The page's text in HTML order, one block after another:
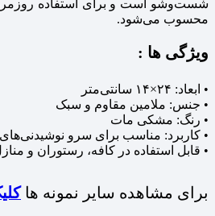
شست‌وشو است و برای استفاده روزمره
محسوب می‌شود.
ویژگی‌ ها :
• ابعاد: ۲۴×۱۴ سانتی‌متر
• جنس: ملامین مقاوم و سبک
• رنگ: مشکی مات
• کاربرد: مناسب برای سرو
• قابل استفاده در کافه، رستوران و
برای مشاهده سایر نمونه ها